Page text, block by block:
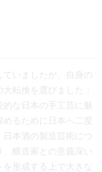
いましたが、自身の
転換を選びました：
的な日本の手工芸に魅
るために日本へ二度
本酒の製造芸術につ
醸造家との意義深い
形成する上で大きな